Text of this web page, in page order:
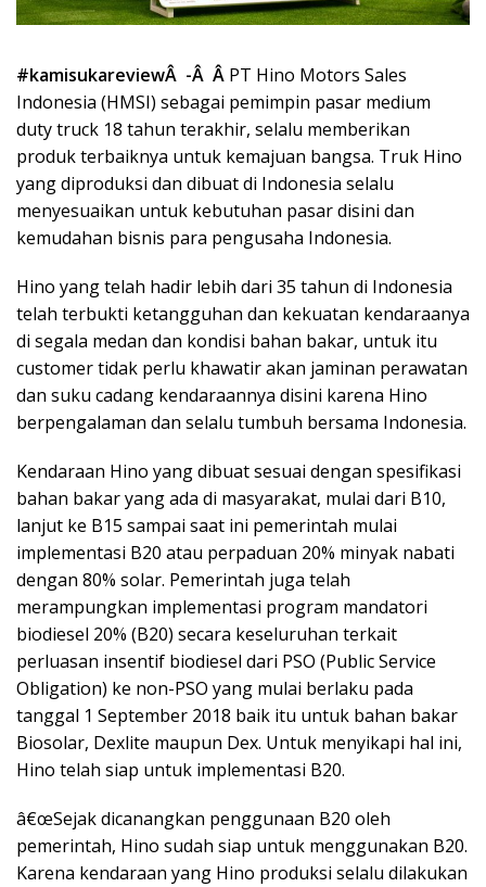
#kamisukareviewÂ -Â Â PT Hino Motors Sales
Indonesia (HMSI) sebagai pemimpin pasar medium
duty truck 18 tahun terakhir, selalu memberikan
produk terbaiknya untuk kemajuan bangsa. Truk Hino
yang diproduksi dan dibuat di Indonesia selalu
menyesuaikan untuk kebutuhan pasar disini dan
kemudahan bisnis para pengusaha Indonesia.
Hino yang telah hadir lebih dari 35 tahun di Indonesia
telah terbukti ketangguhan dan kekuatan kendaraanya
di segala medan dan kondisi bahan bakar, untuk itu
customer tidak perlu khawatir akan jaminan perawatan
dan suku cadang kendaraannya disini karena Hino
berpengalaman dan selalu tumbuh bersama Indonesia.
Kendaraan Hino yang dibuat sesuai dengan spesifikasi
bahan bakar yang ada di masyarakat, mulai dari B10,
lanjut ke B15 sampai saat ini pemerintah mulai
implementasi B20 atau perpaduan 20% minyak nabati
dengan 80% solar. Pemerintah juga telah
merampungkan implementasi program mandatori
biodiesel 20% (B20) secara keseluruhan terkait
perluasan insentif biodiesel dari PSO (Public Service
Obligation) ke non-PSO yang mulai berlaku pada
tanggal 1 September 2018 baik itu untuk bahan bakar
Biosolar, Dexlite maupun Dex. Untuk menyikapi hal ini,
Hino telah siap untuk implementasi B20.
â€œSejak dicanangkan penggunaan B20 oleh
pemerintah, Hino sudah siap untuk menggunakan B20.
Karena kendaraan yang Hino produksi selalu dilakukan